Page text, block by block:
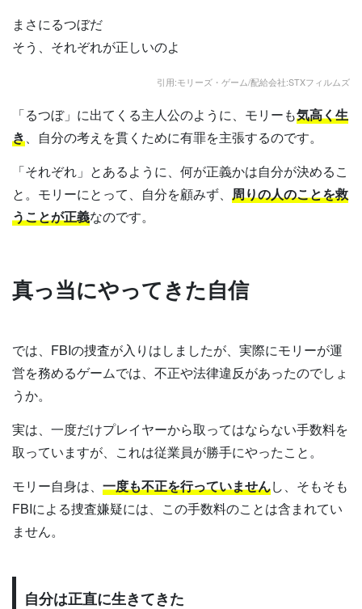
まさにるつぼだ
そう、それぞれが正しいのよ
引用:モリーズ・ゲーム/配給会社:STXフィルムズ
「るつぼ」に出てくる主人公のように、モリーも気高く生
き、自分の考えを貫くために有罪を主張するのです。
「それぞれ」とあるように、何が正義かは自分が決めるこ
と。モリーにとって、自分を顧みず、 周りの人のことを救
うことが正義なのです。
真っ当にやってきた自信
では、FBIの捜査が入りはしましたが、実際にモリーが運
営を務めるゲームでは、不正や法律違反があったのでしょ
うか。
実は、一度だけプレイヤーから取ってはならない手数料を
取っていますが、これは従業員が勝手にやったこと。
モリー自身は、 一度も不正を行っていませんし、そもそも
FBIによる捜査嫌疑には、この手数料のことは含まれてい
ません。
自分は正直に生きてきた